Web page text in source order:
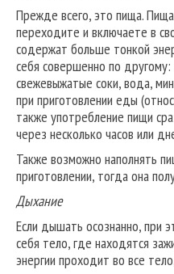
Прежде всего, это пища.
переходите и включаете в
содержат больше тонкой
себя совершенно по
свежевыжатые соки, вода,
при приготовлении еды
также употребление пищи
через несколько часов или
Также возможно наполнять
приготовлении, тогда она
Дыхание
Если дышать осознанно, при
себя тело, где находятся
энергии проходит во все